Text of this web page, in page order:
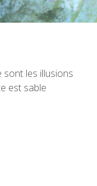
sont les illusions
est sable